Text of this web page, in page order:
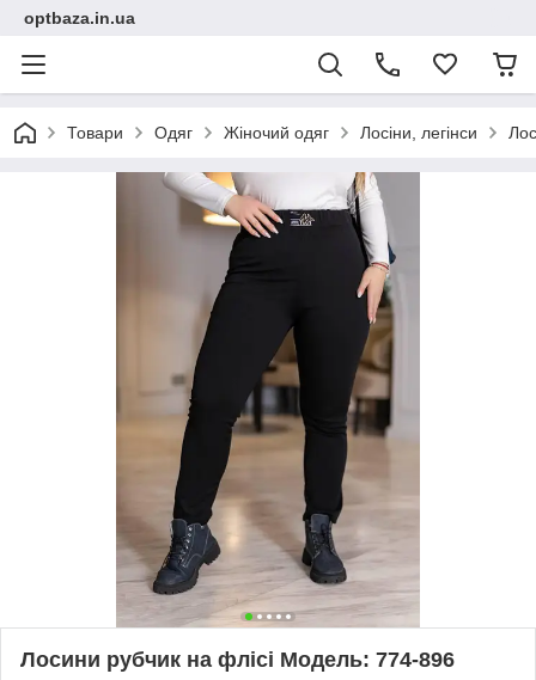
optbaza.in.ua
Товари Одяг Жіночий одяг Лосіни, легінси
Лосини рубчик на флісі Модель: 774-896